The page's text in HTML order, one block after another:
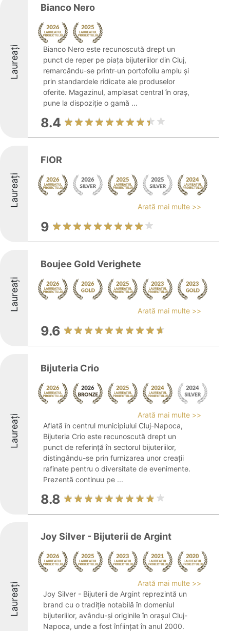
Laureați
Bianco Nero
Bianco Nero este recunoscută drept un
punct de reper pe piața bijuteriilor din Cluj,
remarcându-se printr-un portofoliu amplu și
prin standardele ridicate ale produselor
oferite. Magazinul, amplasat central în oraș,
pune la dispoziție o gamă ...
8.4
Laureați
FIOR
Arată mai multe >>
9
Laureați
Boujee Gold Verighete
Arată mai multe >>
9.6
Laureați
Bijuteria Crio
Arată mai multe >>
Aflată în centrul municipiului Cluj-Napoca,
Bijuteria Crio este recunoscută drept un
punct de referință în sectorul bijuteriilor,
distingându-se prin furnizarea unor creații
rafinate pentru o diversitate de evenimente.
Prezentă continuu pe ...
8.8
Laureați
Joy Silver - Bijuterii de Argint
Arată mai multe >>
Joy Silver - Bijuterii de Argint reprezintă un
brand cu o tradiție notabilă în domeniul
bijuteriilor, avându-și originile în orașul Cluj-
Napoca, unde a fost înființat în anul 2000.